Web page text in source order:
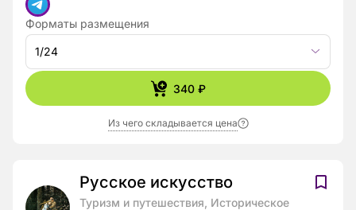
Форматы размещения
1/24
340 ₽
Из чего складывается цена
Русское искусство
Туризм и путешествия, Историческое